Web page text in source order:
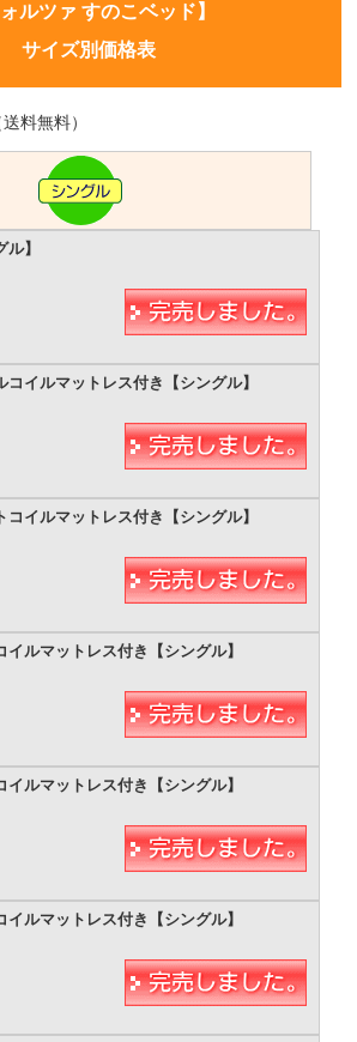
ォルツァ すのこベッド】
サイズ別価格表
料無料）